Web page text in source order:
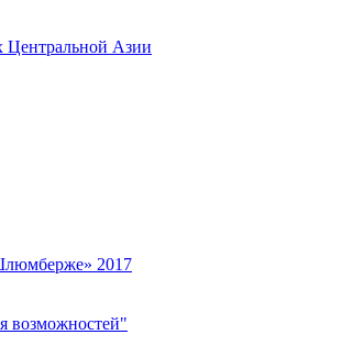
Центральной Азии
2017
возможностей"